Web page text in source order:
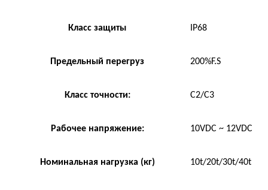
Класс защиты IP68
Предельный перегруз 200%F.S
Класс точности: C2/C3
Рабочее напряжение: 10VDC ~ 12VDC
Номинальная нагрузка (кг) 10t/20t/30t/40t